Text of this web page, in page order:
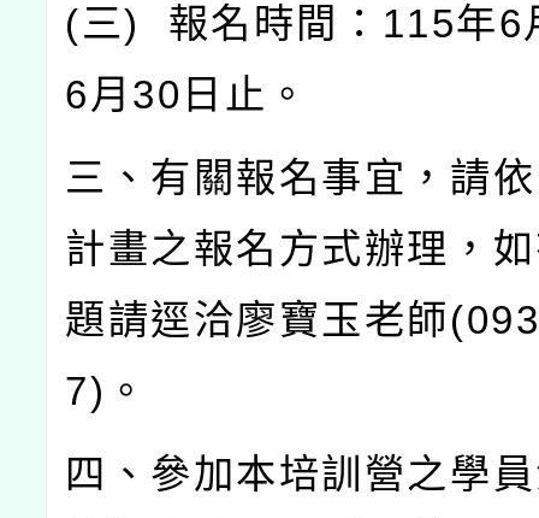
(三) 報名時間： 115年6
6月 30 日止。
三、有關報名事宜，請
計畫之報名方式辦理，
題請逕洽廖寶玉老師
7) 。
四、參加本培訓營之學